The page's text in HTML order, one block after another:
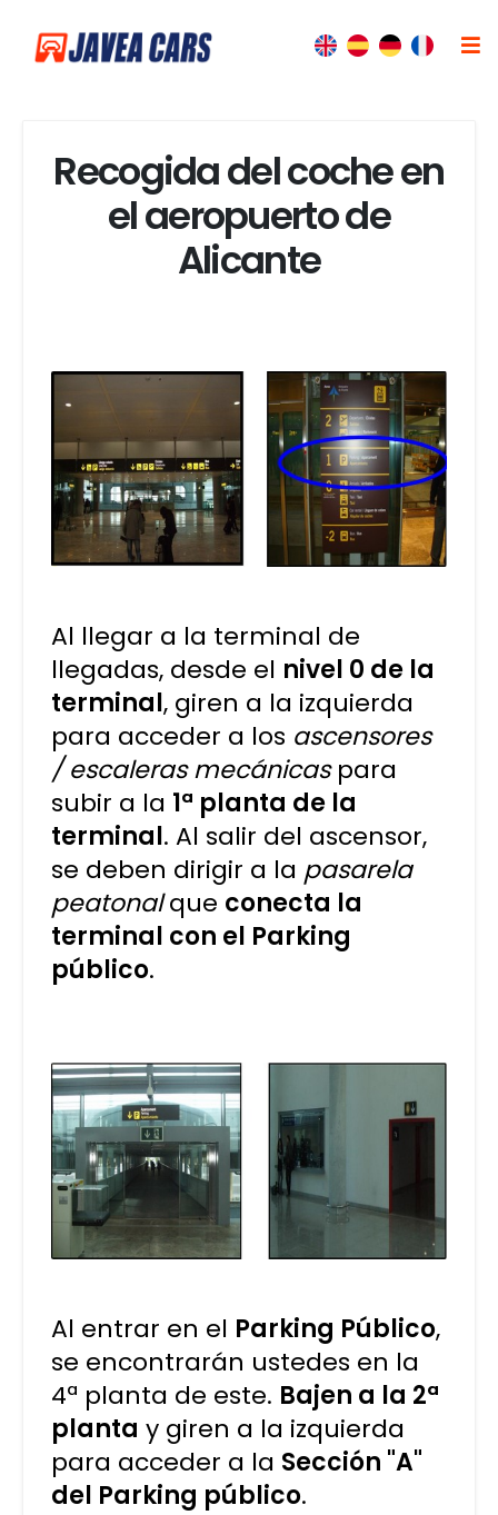
Recogida del coche en
el aeropuerto de
Alicante
Al llegar a la terminal de
llegadas, desde el nivel 0 de la
terminal, giren a la izquierda
para acceder a los ascensores
/ escaleras mecánicaspara
subir a la 1ª planta de la
terminal. Al salir del ascensor,
se deben dirigir a la pasarela
peatonalque conecta la
terminal con el Parking
público.
Al entrar en el Parking Público,
se encontrarán ustedes en la
4ª planta de este. Bajen a la 2ª
planta y giren a la izquierda
para acceder a la Sección "A"
del Parking público.